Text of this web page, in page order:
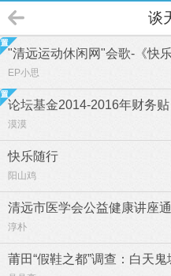
谈
"清远运动休闲网"会歌-《快
EP小思
论坛基金2014-2016年财务贴
漠漠
快乐随行
阳山鸡
清远市医学会公益健康讲座
淳朴
莆田“假鞋之都”调查：白天